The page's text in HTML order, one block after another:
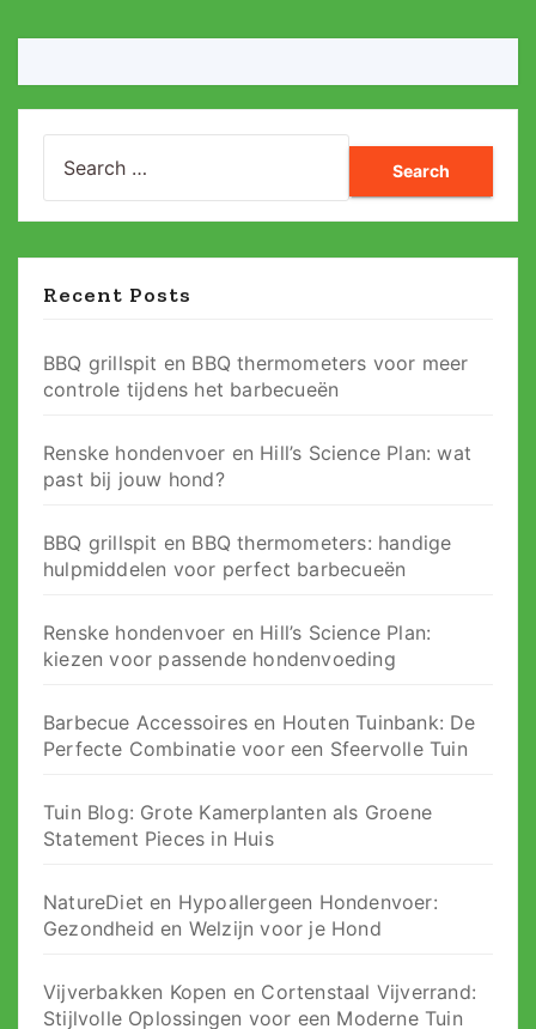
for:
Recent Posts
BBQ grillspit en BBQ thermometers voor meer
controle tijdens het barbecueën
Renske hondenvoer en Hill’s Science Plan: wat
past bij jouw hond?
BBQ grillspit en BBQ thermometers: handige
hulpmiddelen voor perfect barbecueën
Renske hondenvoer en Hill’s Science Plan:
kiezen voor passende hondenvoeding
Barbecue Accessoires en Houten Tuinbank: De
Perfecte Combinatie voor een Sfeervolle Tuin
Tuin Blog: Grote Kamerplanten als Groene
Statement Pieces in Huis
NatureDiet en Hypoallergeen Hondenvoer:
Gezondheid en Welzijn voor je Hond
Vijverbakken Kopen en Cortenstaal Vijverrand:
Stijlvolle Oplossingen voor een Moderne Tuin